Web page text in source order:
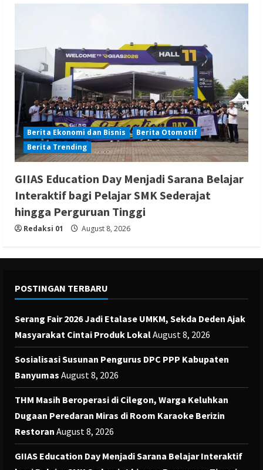
Berita Ekonomi dan Bisnis
Berita Otomotif
Berita Trending
GIIAS Education Day Menjadi Sarana Belajar
Interaktif bagi Pelajar SMK Sederajat
hingga Perguruan Tinggi
Redaksi 01 August 8, 2026
POSTINGAN TERBARU
Serang Fair 2026 Jadi Etalase UMKM, Sekda Deden Ajak
Masyarakat Cintai Produk LokalAugust 8, 2026
Sosialisasi Susunan Pengurus DPC PPP Kabupaten
Banyumas August 8, 2026
THM Masih Beroperasi di Cilegon, Warga Keluhkan
Dugaan Peredaran Miras di Room Karaoke Berizin
Restoran August 8, 2026
GIIAS Education Day Menjadi Sarana Belajar Interaktif